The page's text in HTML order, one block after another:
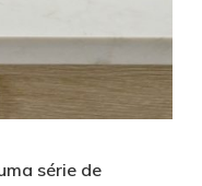
série de